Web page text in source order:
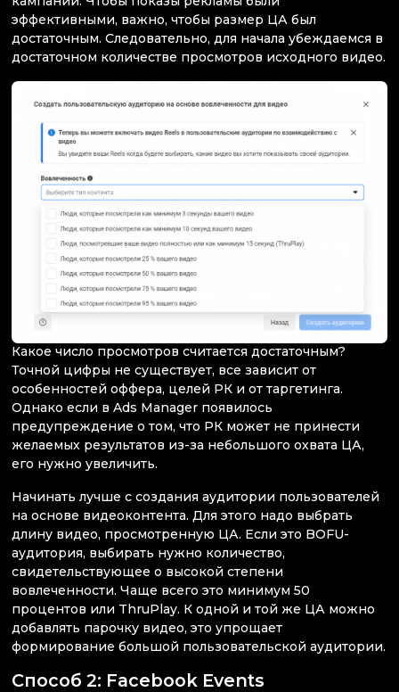
эффективными, важно, чтобы размер ЦА был
достаточным. Следовательно, для начала убеждаемся в
достаточном количестве просмотров исходного видео.
Какое число просмотров считается достаточным?
Точной цифры не существует, все зависит от
особенностей оффера, целей РК и от таргетинга.
Однако если в Ads Manager появилось
предупреждение о том, что РК может не принести
желаемых результатов из-за небольшого охвата ЦА,
его нужно увеличить.
Начинать лучше с создания аудитории пользователей
на основе видеоконтента. Для этого надо выбрать
длину видео, просмотренную ЦА. Если это BOFU-
аудитория, выбирать нужно количество,
свидетельствующее о высокой степени
вовлеченности. Чаще всего это минимум 50
процентов или ThruPlay. К одной и той же ЦА можно
добавлять парочку видео, это упрощает
формирование большой пользовательской аудитории.
Способ 2: Facebook Events